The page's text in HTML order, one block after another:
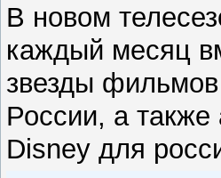
В новом
каждый месяц
звезды
России, а
Disney для